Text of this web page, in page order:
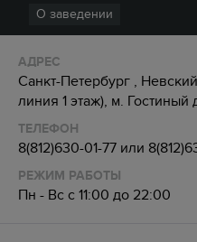
О заведении
АДРЕС
Санкт-Петербург ,
линия 1 этаж), м. Гостиный
ТЕЛЕФОН
8(812)630-01-77 или
РЕЖИМ РАБОТЫ
Пн - Вс с 11:00 до 22:00